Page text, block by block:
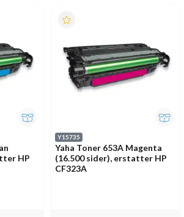
HP
Y15735
Yaha Toner 653A Magenta
(16.500 sider), erstatter HP
CF323A